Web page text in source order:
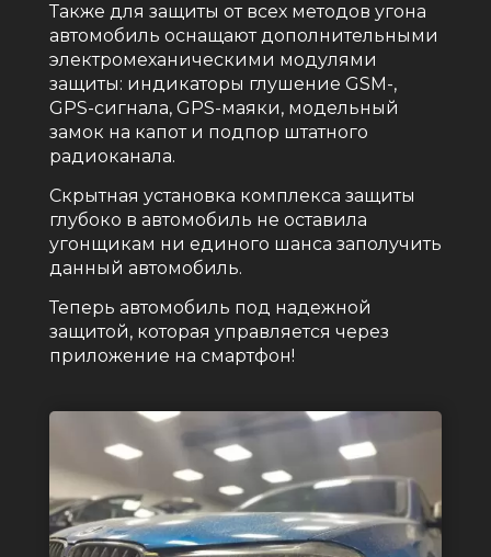
Также для защиты от всех методов угона
автомобиль оснащают дополнительными
электромеханическими модулями
защиты: индикаторы глушение GSM-,
GPS-сигнала, GPS-маяки, модельный
замок на капот и подпор штатного
радиоканала.
Скрытная установка комплекса защиты
глубоко в автомобиль не оставила
угонщикам ни единого шанса заполучить
данный автомобиль.
Теперь автомобиль под надежной
защитой, которая управляется через
приложение на смартфон!